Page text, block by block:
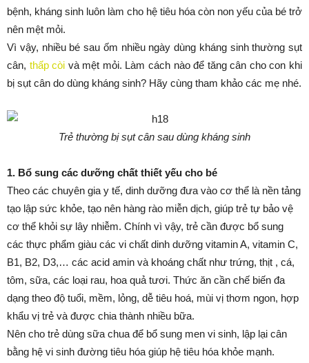
bệnh, kháng sinh luôn làm cho hệ tiêu hóa còn non yếu của bé trở
nên mệt mỏi.
Vì vậy, nhiều bé sau ốm nhiều ngày dùng kháng sinh thường sụt
cân, thấp còi và mệt mỏi. Làm cách nào để tăng cân cho con khi
bị sụt cân do dùng kháng sinh? Hãy cùng tham khảo các mẹ nhé.
Trẻ thường bị sụt cân sau dùng kháng sinh
1. Bổ sung các dưỡng chất thiết yếu cho bé
Theo các chuyên gia y tế, dinh dưỡng đưa vào cơ thể là nền tảng
tạo lập sức khỏe, tạo nên hàng rào miễn dịch, giúp trẻ tự bảo vệ
cơ thể khỏi sự lây nhiễm. Chính vì vậy, trẻ cần được bổ sung
các thực phẩm giàu các vi chất dinh dưỡng vitamin A, vitamin C,
B1, B2, D3,… các acid amin và khoáng chất như trứng, thịt , cá,
tôm, sữa, các loại rau, hoa quả tươi. Thức ăn cần chế biến đa
dạng theo độ tuổi, mềm, lỏng, dễ tiêu hoá, mùi vị thơm ngon, hợp
khẩu vị trẻ và được chia thành nhiều bữa.
Nên cho trẻ dùng sữa chua để bổ sung men vi sinh, lập lại cân
bằng hệ vi sinh đường tiêu hóa giúp hệ tiêu hóa khỏe mạnh.